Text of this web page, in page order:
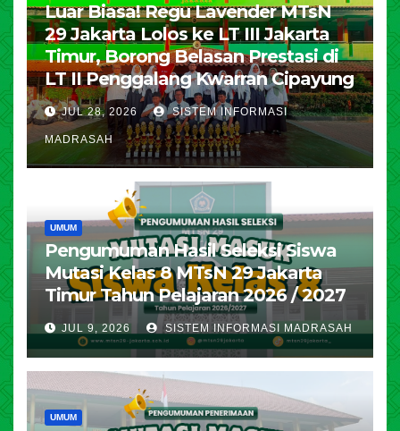
Luar Biasa! Regu Lavender MTsN
29 Jakarta Lolos ke LT III Jakarta
Timur, Borong Belasan Prestasi di
LT II Penggalang Kwarran Cipayung
JUL 28, 2026 SISTEM INFORMASI
MADRASAH
UMUM
Pengumuman Hasil Seleksi Siswa
Mutasi Kelas 8 MTsN 29 Jakarta
Timur Tahun Pelajaran 2026 / 2027
JUL 9, 2026 SISTEM INFORMASI MADRASAH
UMUM